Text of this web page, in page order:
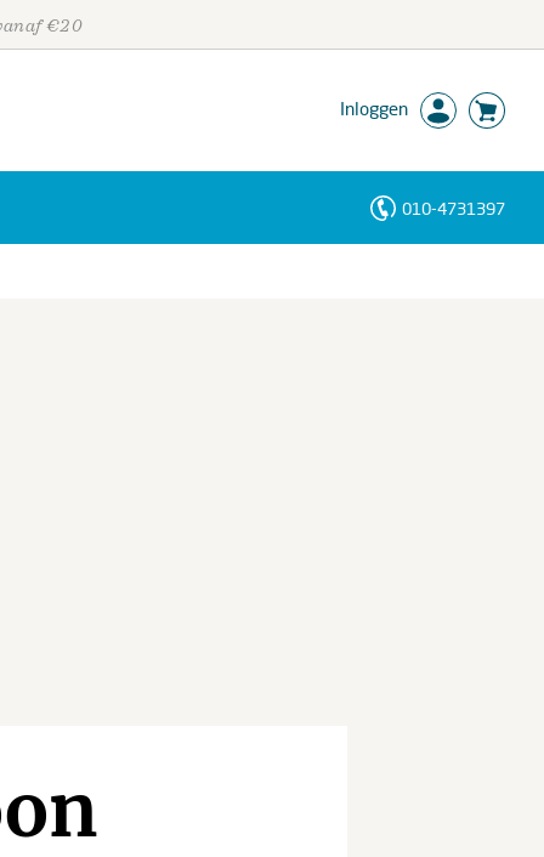
€20
Inloggen
010-4731397
Personen